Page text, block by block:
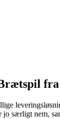
særligt nem,